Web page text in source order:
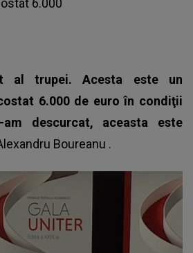
6.000
al trupei. Acesta este un
6.000 de euro în condiţii
descurcat, aceasta este
Boureanu .